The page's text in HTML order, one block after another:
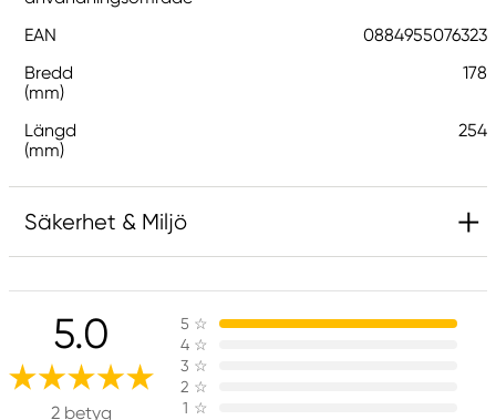
EAN
0884955076323
Bredd
(mm)
178
Längd
(mm)
254
Säkerhet & Miljö
Ansvarig EU
Winsor & Newton
Colart Sweden AB
Östra Långgatan 87
61930 Trosa, Sweden
5.0
2 betyg
5 ☆
4 ☆
3 ☆
2 ☆
1 ☆